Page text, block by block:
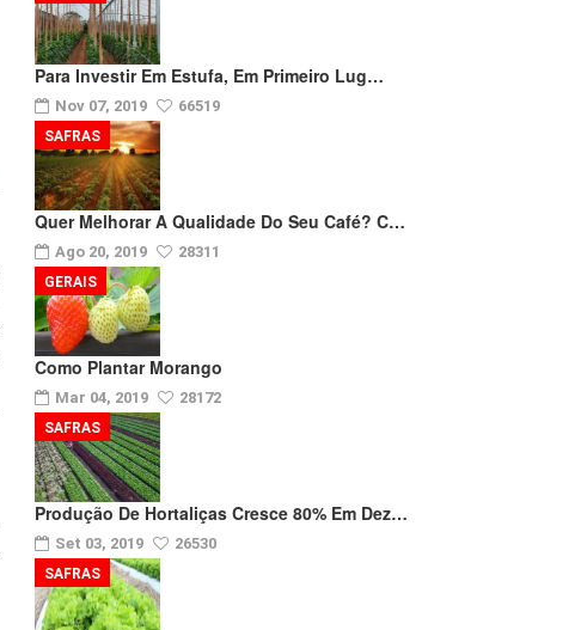
Para Investir Em Estufa, Em Primeiro Lug…
Nov 07, 2019 66519
Quer Melhorar A Qualidade Do Seu Café? C…
Ago 20, 2019 28311
SAFRAS
Como Plantar Morango
Mar 04, 2019 28172
GERAIS
Produção De Hortaliças Cresce 80% Em Dez…
Set 03, 2019 26530
SAFRAS
SAFRAS